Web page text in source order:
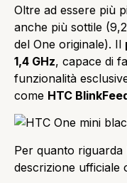
Oltre ad essere più
anche più sottile
del One originale). Il
1,4 GHz, capace di
funzionalità
come HTC
Per quanto
descrizione ufficiale